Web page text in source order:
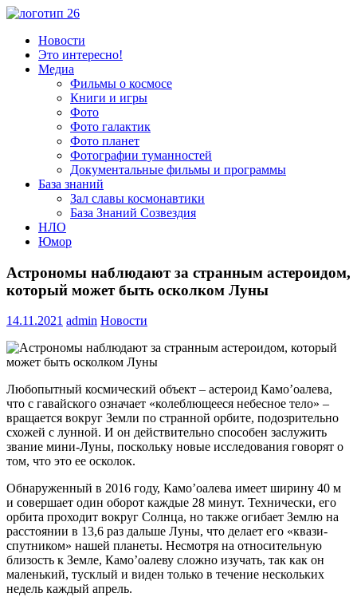
Пропустить
перейти
содержимому
Всё
космосе.
Новости
Это интересно!
Медиа
Фильмы о космосе
Книги и игры
Фото
Фото галактик
Фото планет
Фотографии туманностей
Документальные фильмы и программы
База знаний
Зал славы космонавтики
База Знаний Созвездия
НЛО
Юмор
Астрономы наблюдают за странным астероидом,
который может быть осколком Луны
14.11.2021 admin Новости
Любопытный космический объект – астероид Камо’оалева,
что с гавайского означает «колеблющееся небесное тело» –
вращается вокруг Земли по странной орбите, подозрительно
схожей с лунной. И он действительно способен заслужить
звание мини-Луны, поскольку новые исследования говорят о
том, что это ее осколок.
Обнаруженный в 2016 году, Камо’оалева имеет ширину 40 м
и совершает один оборот каждые 28 минут. Технически, его
орбита проходит вокруг Солнца, но также огибает Землю на
расстоянии в 13,6 раз дальше Луны, что делает его «квази-
спутником» нашей планеты. Несмотря на относительную
близость к Земле, Камо’оалеву сложно изучать, так как он
маленький, тусклый и виден только в течение нескольких
недель каждый апрель.